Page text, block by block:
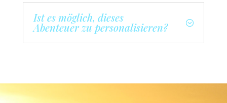
Ist es möglich, dieses
Abenteuer zu personalisieren?